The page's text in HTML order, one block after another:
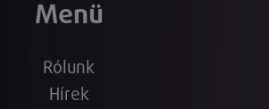
Menü
Rólunk
Hírek